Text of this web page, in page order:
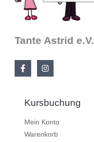
Tante Astrid e.V.
Kursbuchung
Mein Konto
Warenkorb